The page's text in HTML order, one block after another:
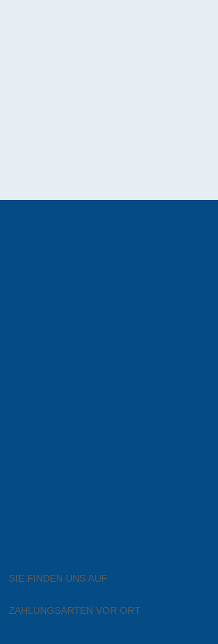
SIE FINDEN UNS AUF
ZAHLUNGSARTEN VOR ORT